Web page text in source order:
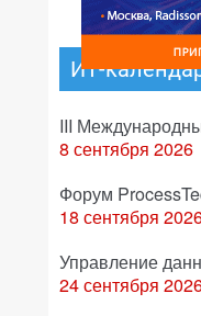
ИТ-
III
8 сентября 2026
Форум
18 сентября
Управление
24 сентября